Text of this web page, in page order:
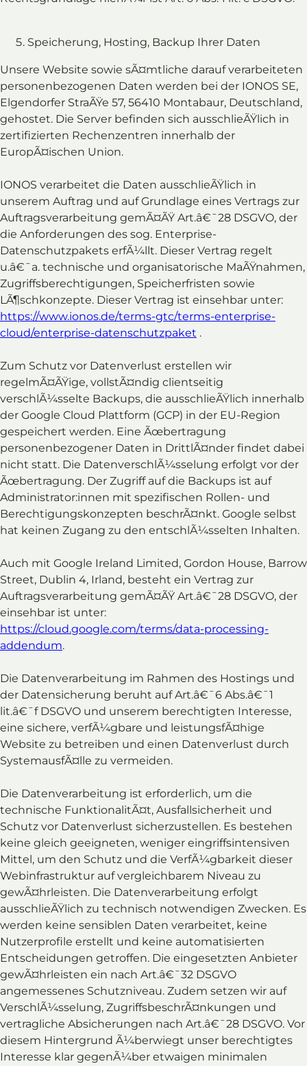
Speicherung, Hosting, Backup Ihrer Daten
Unsere Website sowie sÃ¤mtliche darauf verarbeiteten
personenbezogenen Daten werden bei der IONOS SE,
Elgendorfer StraÃŸe 57, 56410 Montabaur, Deutschland,
gehostet. Die Server befinden sich ausschlieÃŸlich in
zertifizierten Rechenzentren innerhalb der
EuropÃ¤ischen Union.
IONOS verarbeitet die Daten ausschlieÃŸlich in
unserem Auftrag und auf Grundlage eines Vertrags zur
Auftragsverarbeitung gemÃ¤ÃŸ Art.â€¯28 DSGVO, der
die Anforderungen des sog. Enterprise-
Datenschutzpakets erfÃ¼llt. Dieser Vertrag regelt
u.â€¯a. technische und organisatorische MaÃŸnahmen,
Zugriffsberechtigungen, Speicherfristen sowie
LÃ¶schkonzepte. Dieser Vertrag ist einsehbar unter:
https://www.ionos.de/terms-gtc/terms-enterprise-
cloud/enterprise-datenschutzpaket .
Zum Schutz vor Datenverlust erstellen wir
regelmÃ¤ÃŸige, vollstÃ¤ndig clientseitig
verschlÃ¼sselte Backups, die ausschlieÃŸlich innerhalb
der Google Cloud Plattform (GCP) in der EU-Region
gespeichert werden. Eine Ãœbertragung
personenbezogener Daten in DrittlÃ¤nder findet dabei
nicht statt. Die DatenverschlÃ¼sselung erfolgt vor der
Ãœbertragung. Der Zugriff auf die Backups ist auf
Administrator:innen mit spezifischen Rollen- und
Berechtigungskonzepten beschrÃ¤nkt. Google selbst
hat keinen Zugang zu den entschlÃ¼sselten Inhalten.
Auch mit Google Ireland Limited, Gordon House, Barrow
Street, Dublin 4, Irland, besteht ein Vertrag zur
Auftragsverarbeitung gemÃ¤ÃŸ Art.â€¯28 DSGVO, der
einsehbar ist unter:
https://cloud.google.com/terms/data-processing-
addendum.
Die Datenverarbeitung im Rahmen des Hostings und
der Datensicherung beruht auf Art.â€¯6 Abs.â€¯1
lit.â€¯f DSGVO und unserem berechtigten Interesse,
eine sichere, verfÃ¼gbare und leistungsfÃ¤hige
Website zu betreiben und einen Datenverlust durch
SystemausfÃ¤lle zu vermeiden.
Die Datenverarbeitung ist erforderlich, um die
technische FunktionalitÃ¤t, Ausfallsicherheit und
Schutz vor Datenverlust sicherzustellen. Es bestehen
keine gleich geeigneten, weniger eingriffsintensiven
Mittel, um den Schutz und die VerfÃ¼gbarkeit dieser
Webinfrastruktur auf vergleichbarem Niveau zu
gewÃ¤hrleisten. Die Datenverarbeitung erfolgt
ausschlieÃŸlich zu technisch notwendigen Zwecken. Es
werden keine sensiblen Daten verarbeitet, keine
Nutzerprofile erstellt und keine automatisierten
Entscheidungen getroffen. Die eingesetzten Anbieter
gewÃ¤hrleisten ein nach Art.â€¯32 DSGVO
angemessenes Schutzniveau. Zudem setzen wir auf
VerschlÃ¼sselung, ZugriffsbeschrÃ¤nkungen und
vertragliche Absicherungen nach Art.â€¯28 DSGVO. Vor
diesem Hintergrund Ã¼berwiegt unser berechtigtes
Interesse klar gegenÃ¼ber etwaigen minimalen